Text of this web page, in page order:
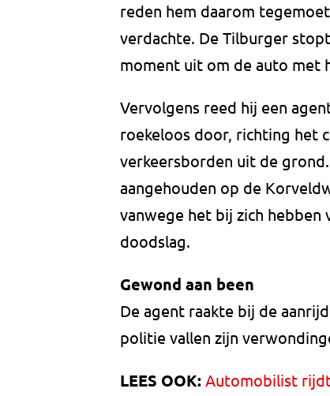
reden hem daarom
verdachte. De Tilburger
moment uit om de auto met
Vervolgens reed hij een
roekeloos door, richting het
verkeersborden uit de
aangehouden op de
vanwege het bij zich hebben
doodslag.
Gewond aan been
De agent raakte bij de
politie vallen zijn
LEES OOK: Automobilist